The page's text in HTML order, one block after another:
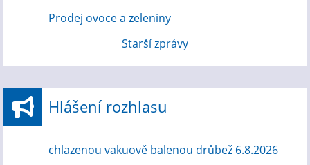
Prodej ovoce a zeleniny
Starší zprávy
Hlášení rozhlasu
chlazenou vakuově balenou drůbež 6.8.2026